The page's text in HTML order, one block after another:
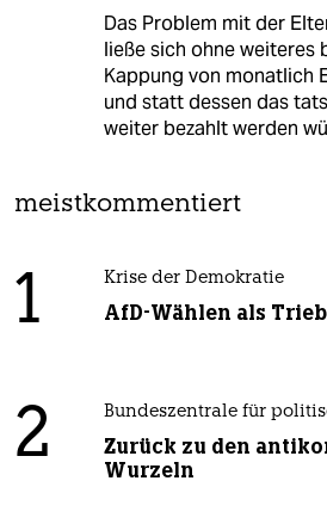
Das Problem mit der
ließe sich ohne weiteres
Kappung von monatlich
und statt dessen das
weiter bezahlt werden
meistkommentiert
1 Krise der Demokratie
AfD-Wählen als
2 Bundeszentrale für
Zurück zu den
Wurzeln